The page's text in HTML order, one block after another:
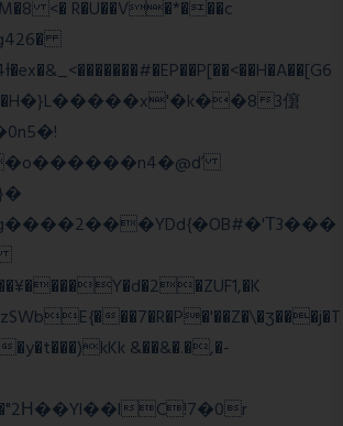
<� R�U��V�*���c
3僒
��7�R�P�'��Z�\�ʒ���j�T
&��&�.�,�-
C!7�0r